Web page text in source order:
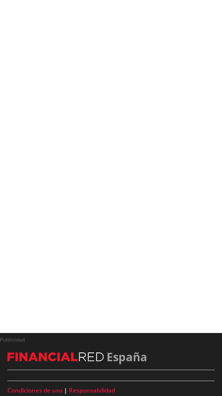
Publicidad
España
Condiciones de uso | Responsabilidad